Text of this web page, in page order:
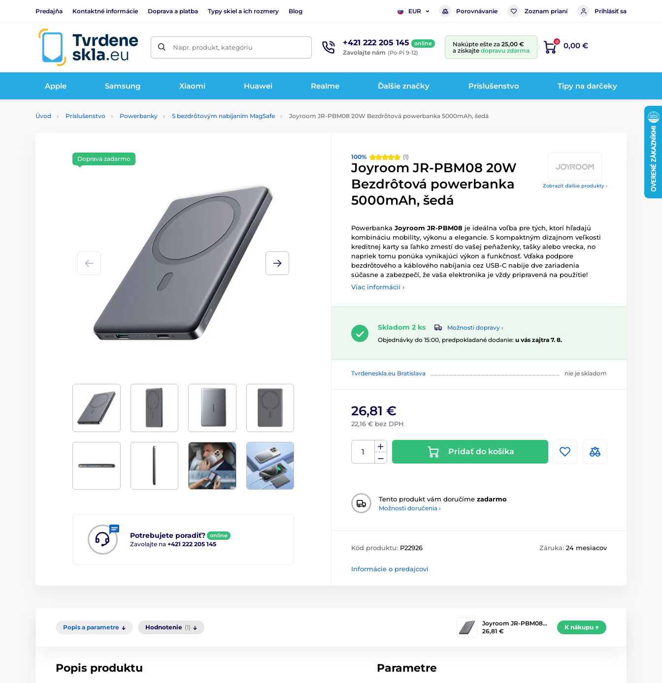
Predajňa Kontaktné informácie Doprava a platba Typy skiel a ich rozmery Blog EUR Porovnávanie Zoznam prianí Prihlásiť sa
Napr. produkt, kategóriu +421 222 205 145 online
Zavolajte nám (Po-Pi 9-12)
Nakúpte ešte za 25,00 €
a získajte dopravu zdarma
0 0,00 €
Apple Samsung Xiaomi Huawei Realme Ďalšie značky Príslušenstvo Tipy na darčeky
Úvod Príslušenstvo Powerbanky S bezdrôtovým nabíjaním MagSafe Joyroom JR-PBM08 20W Bezdrôtová powerbanka 5000mAh, šedá
100% (1)
Zobraziť ďalšie produkty ›
Potrebujete poradiť? online
Zavolajte na +421 222 205 145
Doprava zadarmo
Joyroom JR-PBM08 20W
Bezdrôtová powerbanka
5000mAh, šedá
Powerbanka Joyroom JR-PBM08 je ideálna voľba pre tých, ktorí hľadajú
kombináciu mobility, výkonu a elegancie. S kompaktným dizajnom veľkosti
kreditnej karty sa ľahko zmestí do vašej peňaženky, tašky alebo vrecka, no
napriek tomu ponúka vynikajúci výkon a funkčnosť. Vďaka podpore
bezdrôtového a káblového nabíjania cez USB-C nabije dve zariadenia
súčasne a zabezpečí, že vaša elektronika je vždy pripravená na použitie!
Viac informácií ›
Skladom 2 ks
Možnosti dopravy ›
Objednávky do 15:00, predpokladané dodanie: u vás zajtra 7. 8.
Tvrdeneskla.eu Bratislava nie je skladom
26,81 €
22,16 € bez DPH
Pridať do košíka
Tento produkt vám doručíme zadarmo
Možnosti doručenia ›
Kód produktu: P22926 Záruka: 24 mesiacov
Informácie o predajcovi
Popis a parametre Hodnotenie (1)
Joyroom JR-PBM08…
26,81 €
K nákupu
Popis produktu Parametre